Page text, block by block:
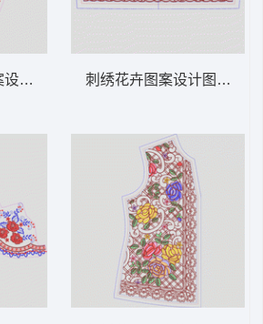
计 领 衣边下摆 中东阿
刺绣花卉图案设计图 领 衣